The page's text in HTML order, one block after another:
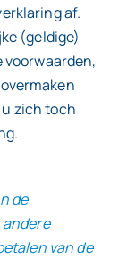
af.
(geldige)
voorwaarden,
zich toch
de
van de